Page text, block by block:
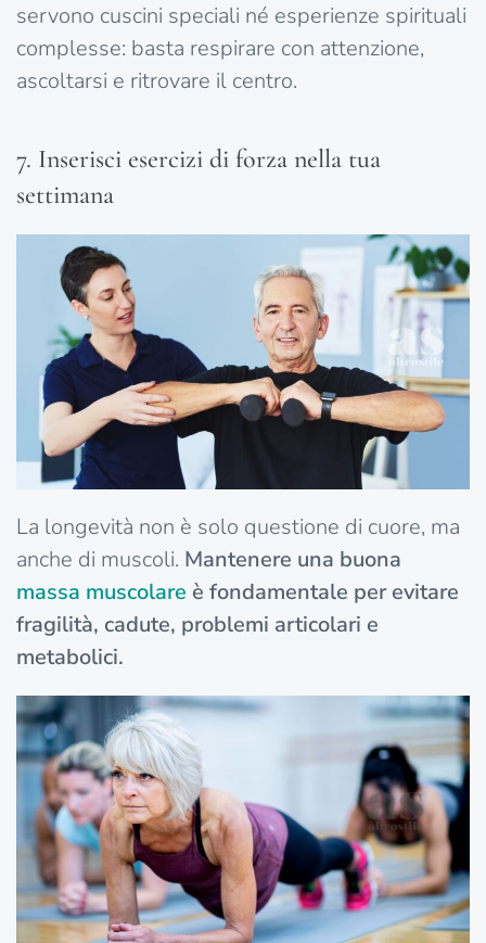
servono cuscini speciali né esperienze spirituali
complesse: basta respirare con attenzione,
ascoltarsi e ritrovare il centro.
7. Inserisci esercizi di forza nella tua
settimana
La longevità non è solo questione di cuore, ma
anche di muscoli. Mantenere una buona
massa muscolare è fondamentale per evitare
fragilità, cadute, problemi articolari e
metabolici.